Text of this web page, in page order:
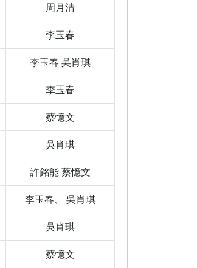
周月清
李玉春
李玉春 吳肖琪
李玉春
蔡憶文
吳肖琪
許銘能 蔡憶文
李玉春、 吳肖琪
吳肖琪
蔡憶文